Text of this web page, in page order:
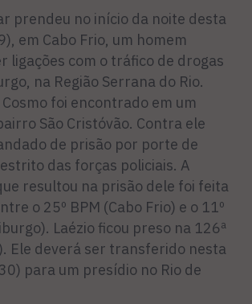
prendeu no início da noite desta
em Cabo Frio, um homem
ligações com o tráfico de drogas
na Região Serrana do Rio.
Cosmo foi encontrado em um
São Cristóvão. Contra ele
de prisão por porte de
das forças policiais. A
resultou na prisão dele foi feita
o 25º BPM (Cabo Frio) e o 11º
Laézio ficou preso na 126ª
Ele deverá ser transferido nesta
para um presídio no Rio de